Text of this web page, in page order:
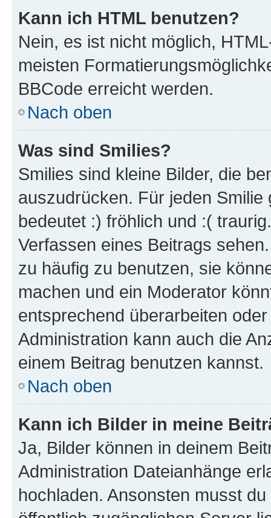
Kann ich HTML benutzen?
Nein, es ist nicht möglich,
meisten
BBCode erreicht werden.
Nach oben
Was sind Smilies?
Smilies sind kleine Bilder, die
auszudrücken. Für jeden
bedeutet :) fröhlich und :(
Verfassen eines Beitrags
zu häufig zu benutzen, sie
machen und ein Moderator
entsprechend überarbeiten
Administration kann auch die
einem Beitrag benutzen kannst.
Nach oben
Kann ich Bilder in meine
Ja, Bilder können in deinem
Administration Dateianhänge
hochladen. Ansonsten musst